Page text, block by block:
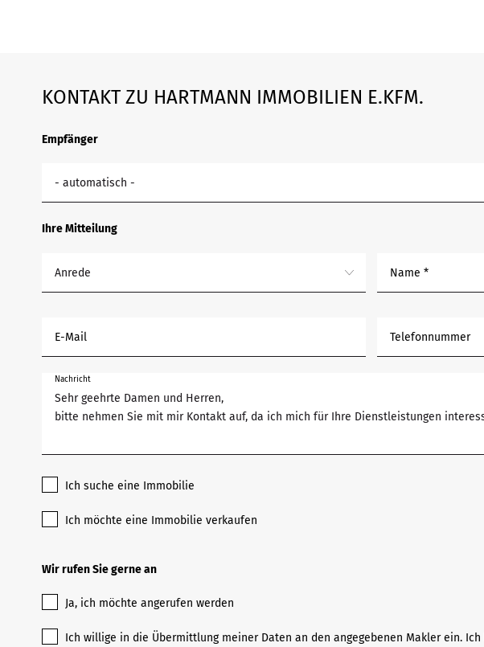
KONTAKT ZU HARTMANN IMMOBILIEN E.KFM.
Empfänger
- automatisch -
Ihre Mitteilung
Anrede Name *
E-Mail Telefonnummer
Nachricht
Ich suche eine Immobilie
Ich möchte eine Immobilie verkaufen
Wir rufen Sie gerne an
Ja, ich möchte angerufen werden
Ich willige in die Übermittlung meiner Daten an den angegebenen Makler ein.